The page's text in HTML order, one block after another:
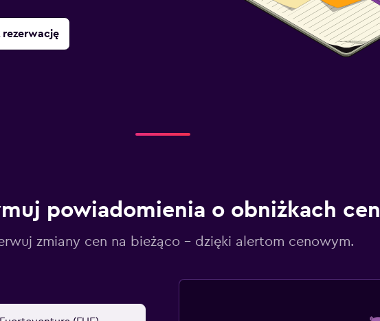
rezerwację
powiadomienia o obniżkach cen
zmiany cen na bieżąco – dzięki alertom cenowym.